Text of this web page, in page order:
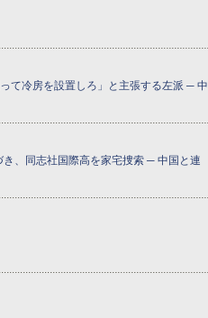
て冷房を設置しろ」と主張する左派 ─ 中
、同志社国際高を家宅捜索 ─ 中国と連